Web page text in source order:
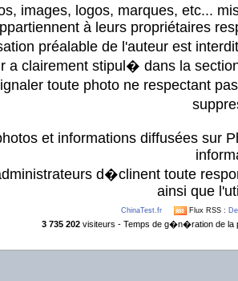
images, logos, marques, etc...
à leurs propriétaires
préalable de l'auteur est
a clairement stipul� dans la
toute photo ne respectant
et informations diffusées sur
d�clinent toute
ainsi que
ChinaTest.fr Flux RSS :
3 735 202visiteurs - Temps de g�n�ration de la